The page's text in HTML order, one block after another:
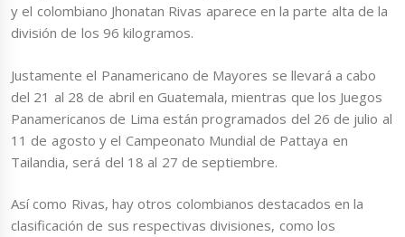
y el colombiano Jhonatan Rivas aparece en la parte alta de la
división de los 96 kilogramos.
Justamente el Panamericano de Mayores se llevará a cabo
del 21 al 28 de abril en Guatemala, mientras que los Juegos
Panamericanos de Lima están programados del 26 de julio al
11 de agosto y el Campeonato Mundial de Pattaya en
Tailandia, será del 18 al 27 de septiembre.
Así como Rivas, hay otros colombianos destacados en la
clasificación de sus respectivas divisiones, como los